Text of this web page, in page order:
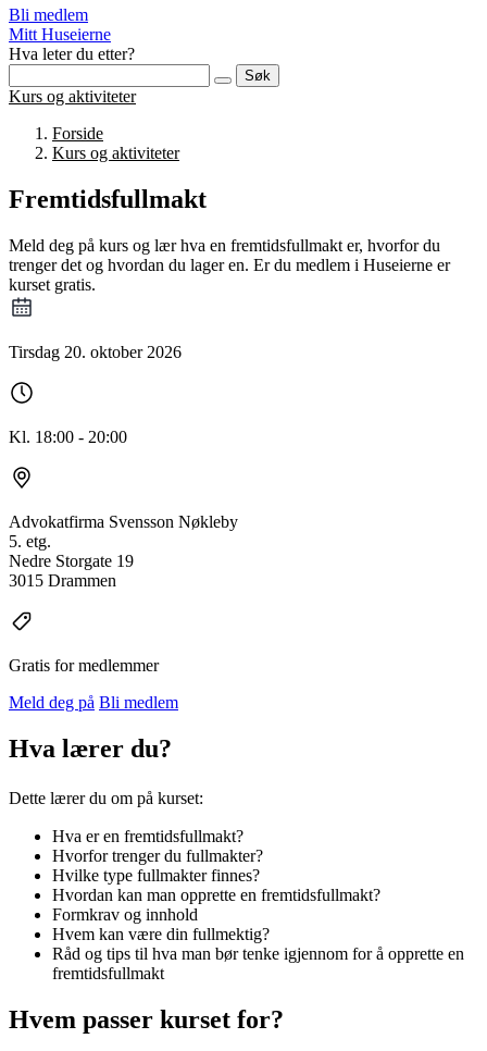
Bli medlem
Mitt Huseierne
Hva leter du etter?
Søk
Kurs og aktiviteter
Forside
Kurs og aktiviteter
Fremtidsfullmakt
Meld deg på kurs og lær hva en fremtidsfullmakt er, hvorfor du
trenger det og hvordan du lager en. Er du medlem i Huseierne er
kurset gratis.
Tirsdag 20. oktober 2026
Kl. 18:00 - 20:00
Advokatfirma Svensson Nøkleby
5. etg.
Nedre Storgate 19
3015 Drammen
Gratis for medlemmer
Meld deg på Bli medlem
Hva lærer du?
Dette lærer du om på kurset:
Hva er en fremtidsfullmakt?
Hvorfor trenger du fullmakter?
Hvilke type fullmakter finnes?
Hvordan kan man opprette en fremtidsfullmakt?
Formkrav og innhold
Hvem kan være din fullmektig?
Råd og tips til hva man bør tenke igjennom for å opprette en
fremtidsfullmakt
Hvem passer kurset for?